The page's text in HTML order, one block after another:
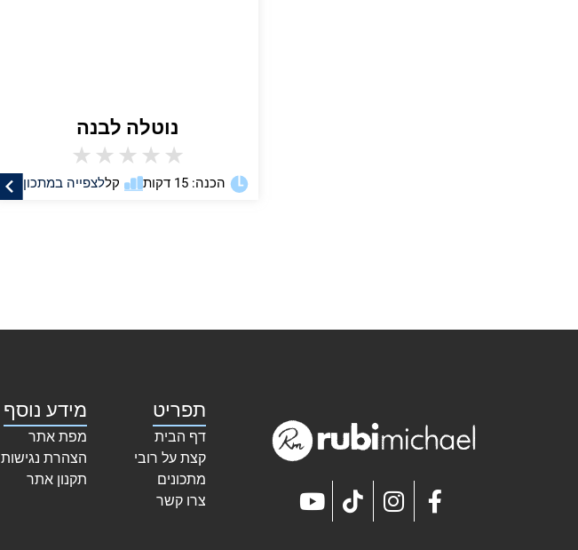
נוטלה לבנה
★
★
★
★
★
לצפייה במתכון הכנה: 15 דקות קל
תפריט
דף הבית
קצת על רובי
מתכונים
צרו קשר
מידע נוסף
מפת אתר
הצהרת נגישות
תקנון אתר